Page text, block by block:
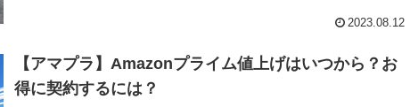
2023.08.12
【アマプラ】Amazonプライム値上げはいつから？お
得に契約するには？